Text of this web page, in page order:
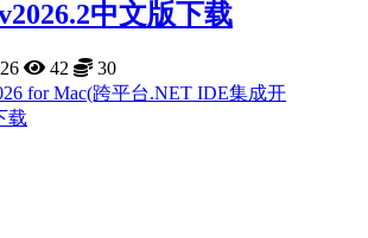
中文版下载
42 30